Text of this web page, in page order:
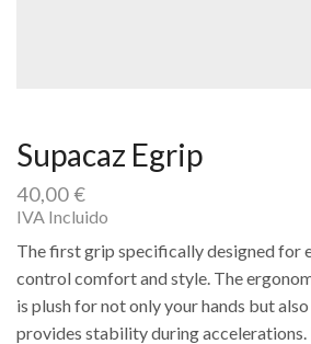
Supacaz Egrip
40,00€
IVA Incluido
The first grip specifically designed for
control comfort and style. The
is plush for not only your hands but
provides stability during accelerations.